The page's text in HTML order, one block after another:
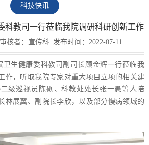
科技快讯
科教司一行莅临我院调研科研创新工作
审核者：宣传科 发布时间：2022-07-11
健康委科教司副司长顾金辉一行莅临我
作，听取我院专家对重大项目立项的相关建
级巡视员陈砺、科教处处长张一愚等人陪
林展翼、副院长李欣，以及部分慢病领域的